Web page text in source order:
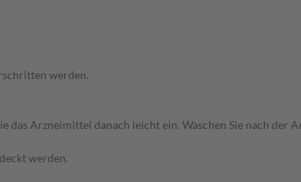
werden.
Arzneimittel danach leicht ein. Waschen Sie nach der
werden.